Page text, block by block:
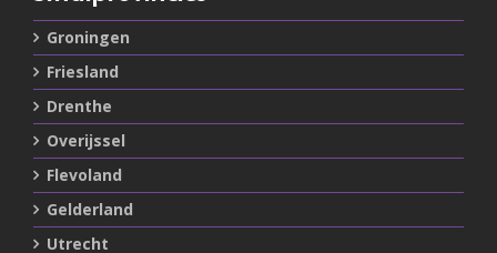
Groningen
Friesland
Drenthe
Overijssel
Flevoland
Gelderland
Utrecht